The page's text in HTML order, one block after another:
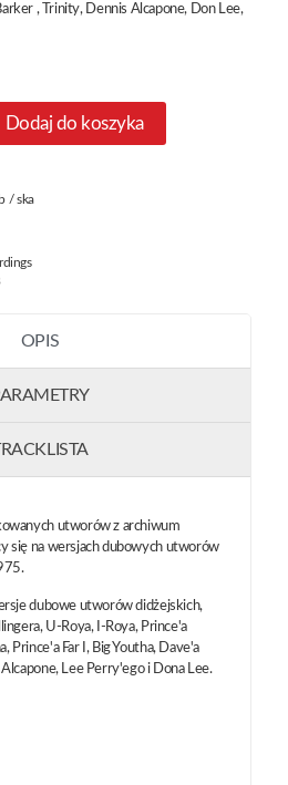
, Trinity, Dennis Alcapone, Don Lee,
Dodaj do koszyka
/ ska
OPIS
utworów z archiwum
się na wersjach dubowych utworów
dubowe utworów didżejskich,
U-Roya, I-Roya, Prince'a
Prince'a Far I, Big Youtha, Dave'a
Lee Perry'ego i Dona Lee.